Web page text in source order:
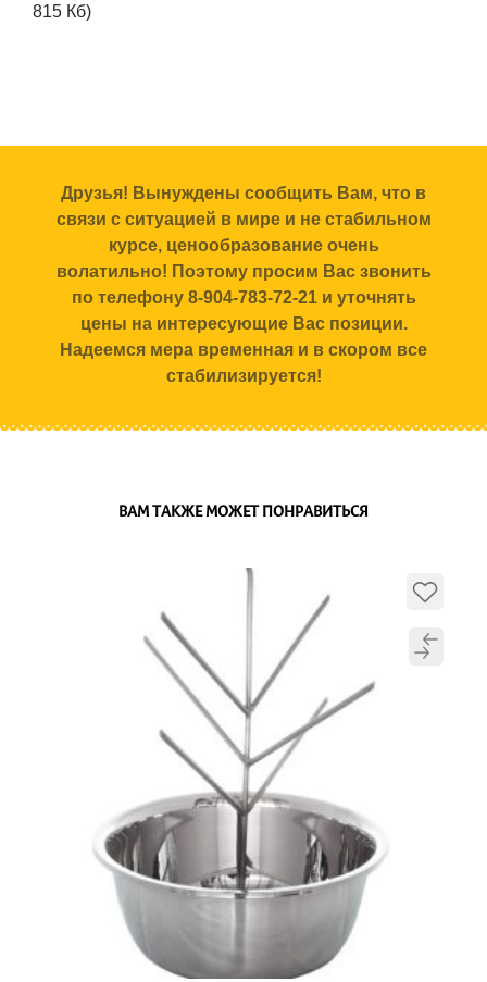
815 Кб)
Друзья! Вынуждены сообщить Вам, что в
связи с ситуацией в мире и не стабильном
курсе, ценообразование очень
волатильно! Поэтому просим Вас звонить
по телефону 8-904-783-72-21 и уточнять
цены на интересующие Вас позиции.
Надеемся мера временная и в скором все
стабилизируется!
ВАМ ТАКЖЕ МОЖЕТ ПОНРАВИТЬСЯ